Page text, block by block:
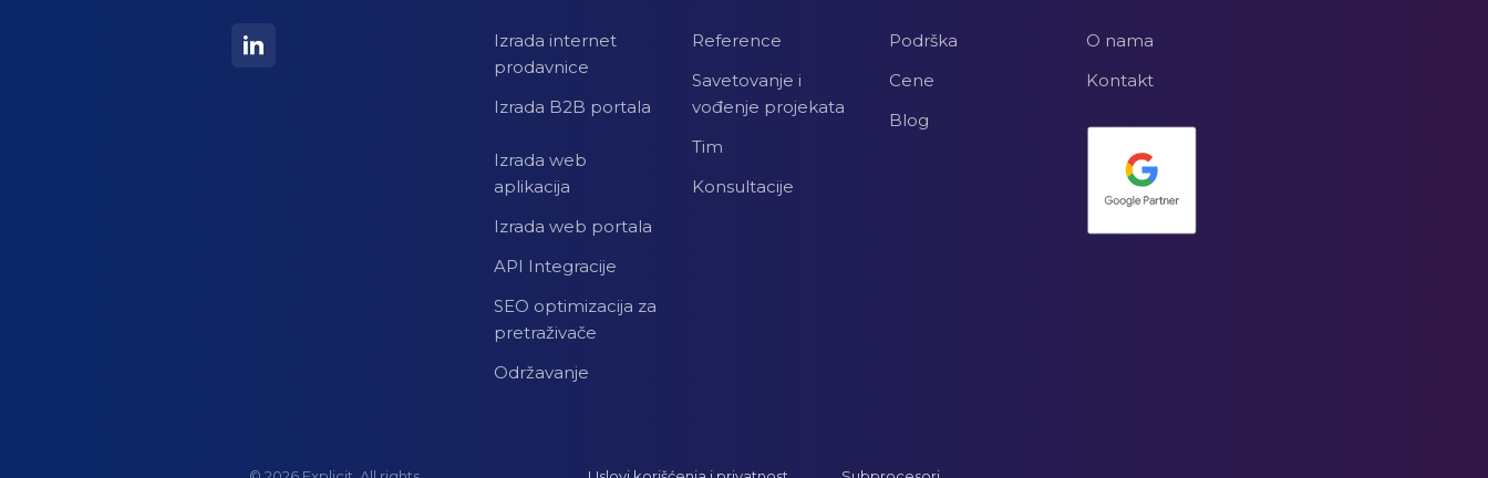
Izrada internet
prodavnice
Izrada B2B portala
Izrada web
aplikacija
Izrada web portala
API Integracije
SEO optimizacija za
pretraživače
Održavanje
Reference
Savetovanje i
vođenje projekata
Tim
Konsultacije
Podrška
Cene
Blog
O nama
Kontakt